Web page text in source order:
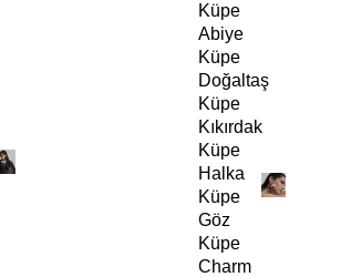
Küpe
Abiye
Küpe
Doğaltaş
Küpe
Kıkırdak
Küpe
Halka
Küpe
Göz
Küpe
Charm